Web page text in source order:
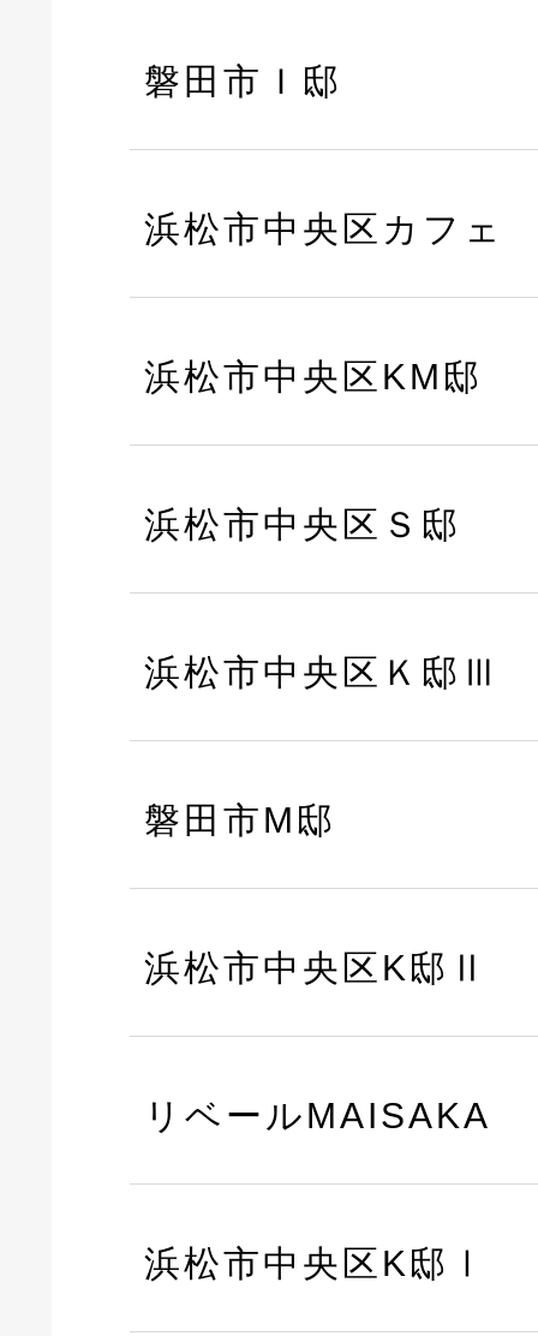
磐田市Ｉ邸
浜松市中央区カフェ
浜松市中央区KM邸
浜松市中央区Ｓ邸
浜松市中央区Ｋ邸Ⅲ
磐田市M邸
浜松市中央区K邸Ⅱ
リベールMAISAKA
浜松市中央区K邸Ⅰ